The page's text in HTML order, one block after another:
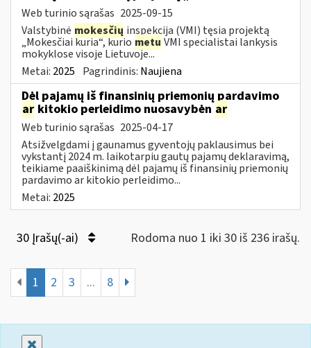
Web turinio sąrašas 2025-09-15
Valstybinė mokesčių inspekcija (VMI) tęsia projektą
„Mokesčiai kuria“, kurio metu VMI specialistai lankysis
mokyklose visoje Lietuvoje...
Metai: 2025 Pagrindinis: Naujiena
Dėl pajamų iš finansinių priemonių pardavimo
ar kitokio perleidimo nuosavybėn ar
Web turinio sąrašas 2025-04-17
Atsižvelgdami į gaunamus gyventojų paklausimus bei
vykstantį 2024 m. laikotarpiu gautų pajamų deklaravimą,
teikiame paaiškinimą dėl pajamų iš finansinių priemonių
pardavimo ar kitokio perleidimo...
Metai: 2025
30 Įrašų(-ai) Rodoma nuo 1 iki 30 iš 236 irašų.
1 2 3 ... 8